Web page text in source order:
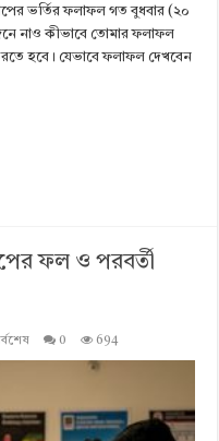
ভর্তির ফলাফল গত বুধবার (২০
নাও কীভাবে তোমার ফলাফল
হবে। যেভাবে ফলাফল দেখবেন
ফল ও পরবর্তী
0 694